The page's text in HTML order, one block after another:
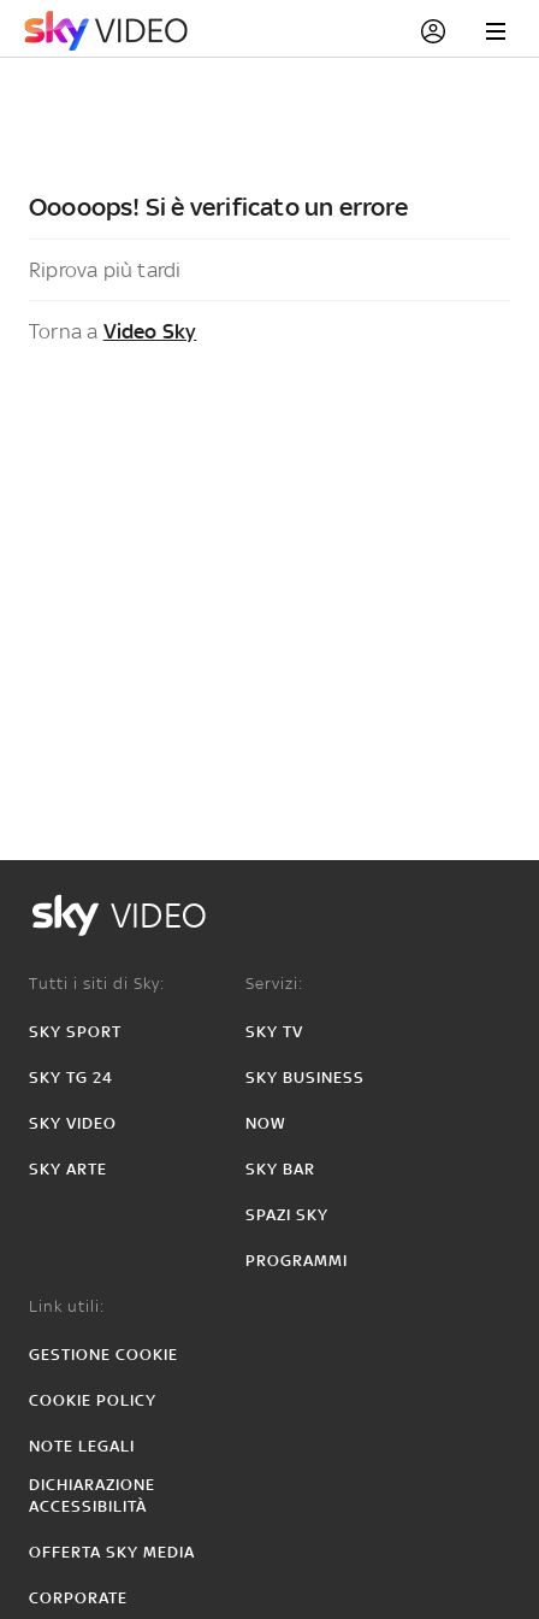
Ooooops! Si è verificato un errore
Riprova più tardi
Torna a Video Sky
VIDEO
Tutti i siti di Sky:
SKY SPORT
SKY TG 24
SKY VIDEO
SKY ARTE
Servizi:
SKY TV
SKY BUSINESS
NOW
SKY BAR
SPAZI SKY
PROGRAMMI
Link utili:
GESTIONE COOKIE
COOKIE POLICY
NOTE LEGALI
DICHIARAZIONE
ACCESSIBILITÀ
OFFERTA SKY MEDIA
CORPORATE